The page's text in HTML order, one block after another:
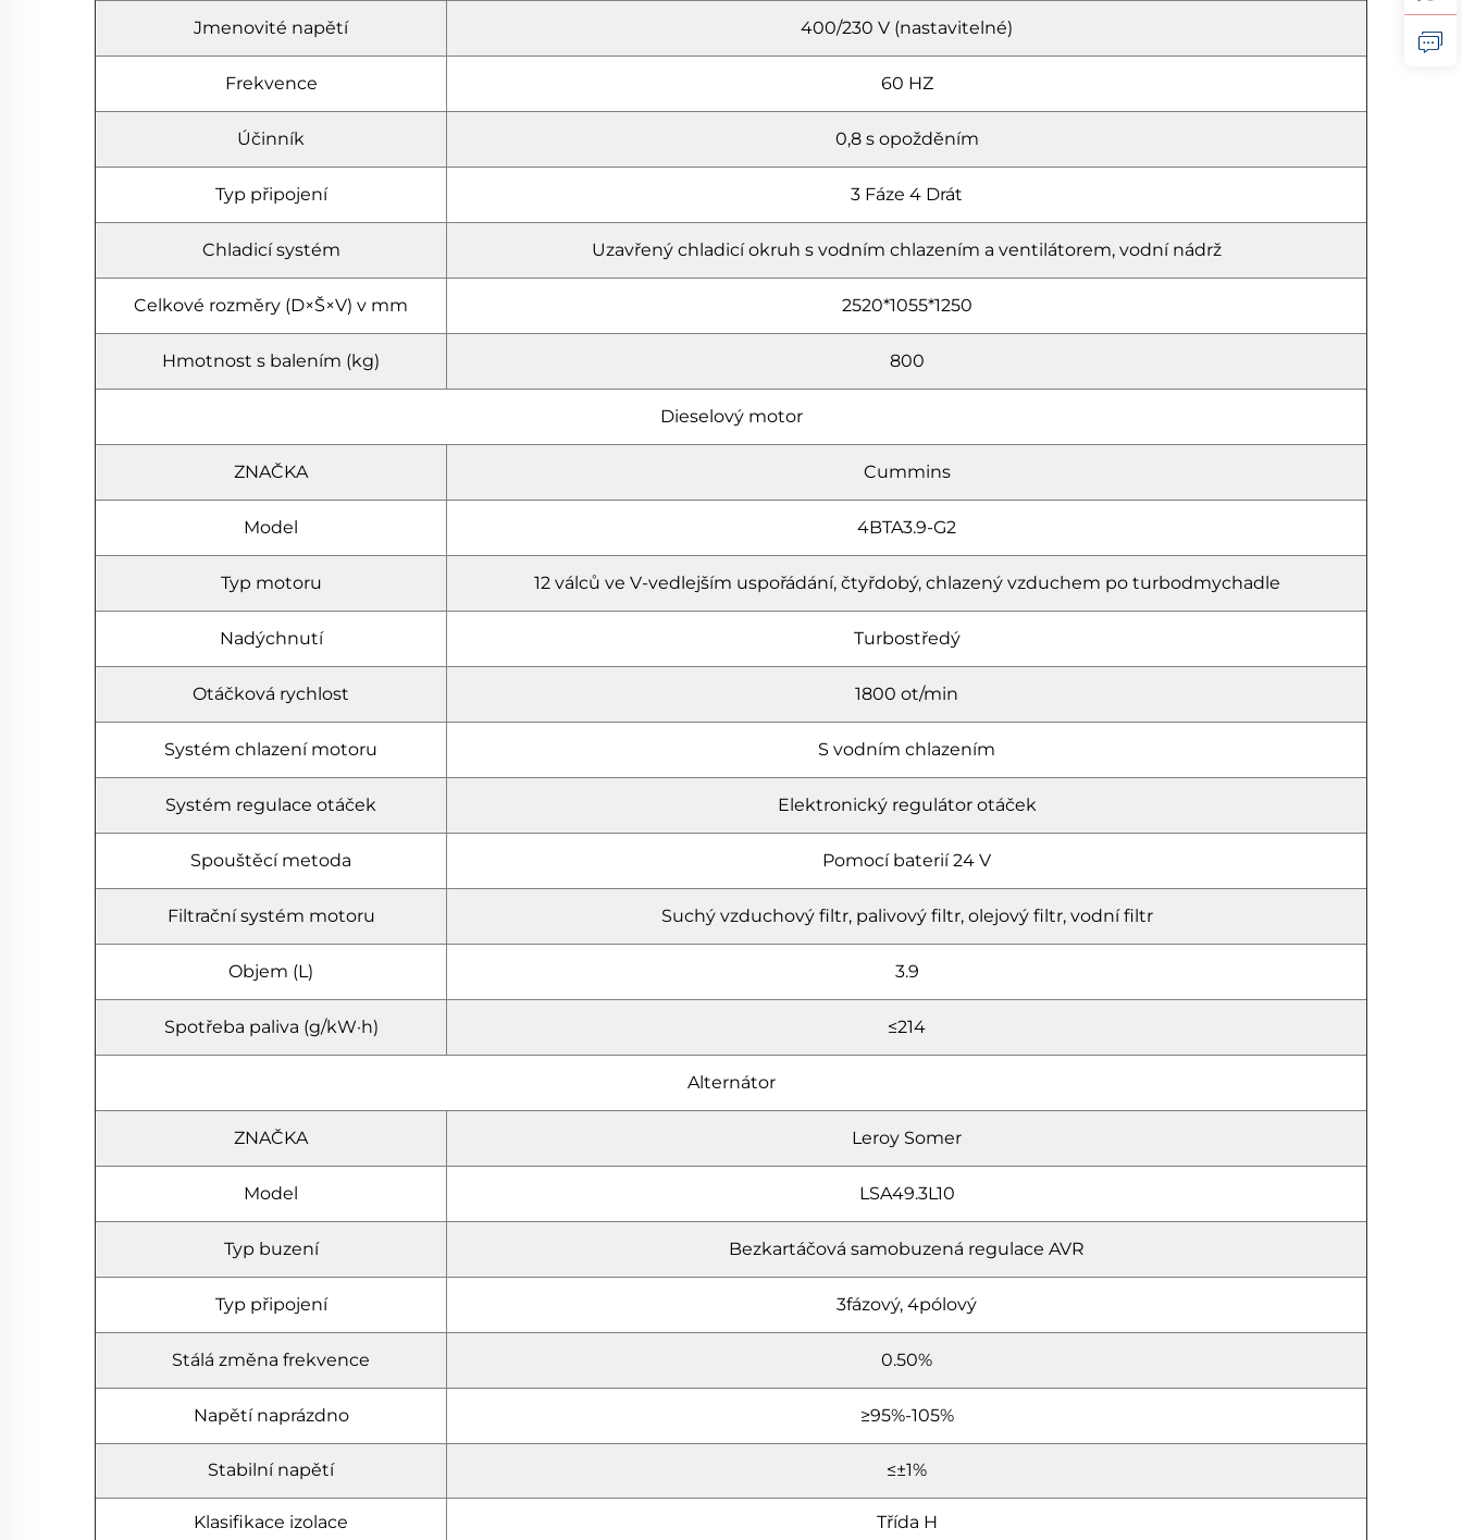
Jmenovité napětí 400/230 V (nastavitelné)
Frekvence 60 HZ
Účinník 0,8 s opožděním
Typ připojení 3 Fáze 4 Drát
Chladicí systém Uzavřený chladicí okruh s vodním chlazením a ventilátorem, vodní nádrž
Celkové rozměry (D×Š×V) v mm 2520*1055*1250
Hmotnost s balením (kg) 800
Dieselový motor
ZNAČKA Cummins
Model 4BTA3.9-G2
Typ motoru 12 válců ve V-vedlejším uspořádání, čtyřdobý, chlazený vzduchem po turbodmychadle
Nadýchnutí Turbostředý
Otáčková rychlost 1800 ot/min
Systém chlazení motoru S vodním chlazením
Systém regulace otáček Elektronický regulátor otáček
Spouštěcí metoda Pomocí baterií 24 V
Filtrační systém motoru Suchý vzduchový filtr, palivový filtr, olejový filtr, vodní filtr
Objem (L) 3.9
Spotřeba paliva (g/kW·h) ≤214
Alternátor
ZNAČKA Leroy Somer
Model LSA49.3L10
Typ buzení Bezkartáčová samobuzená regulace AVR
Typ připojení 3fázový, 4pólový
Stálá změna frekvence 0.50%
Napětí naprázdno ≥95%-105%
Stabilní napětí ≤±1%
Klasifikace izolace Třída H